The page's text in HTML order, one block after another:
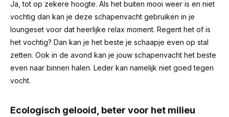
Ja, tot op zekere hoogte. Als het buiten mooi weer is en niet
vochtig dan kan je deze schapenvacht gebruiken in je
loungeset voor dat heerlijke relax moment. Regent het of is
het vochtig? Dan kan je het beste je schaapje even op stal
zetten. Ook in de avond kan je jouw schapenvacht het beste
even naar binnen halen. Leder kan namelijk niet goed tegen
vocht.
Ecologisch gelooid, beter voor het milieu